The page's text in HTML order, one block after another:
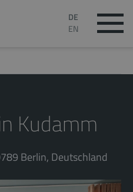
DE
EN
Kudamm
Berlin, Deutschland